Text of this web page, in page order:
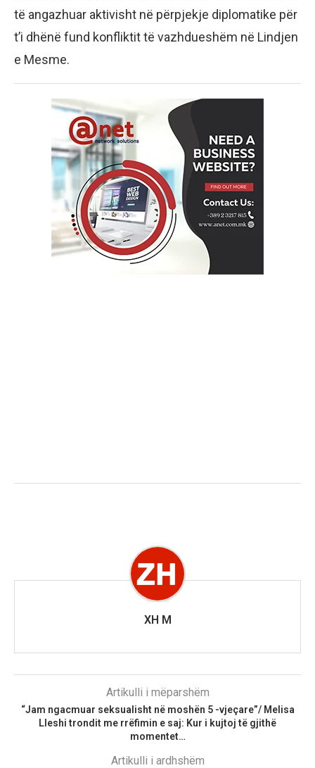
të angazhuar aktivisht në përpjekje diplomatike për
t’i dhënë fund konfliktit të vazhdueshëm në Lindjen
e Mesme.
XH M
Artikulli i mëparshëm
“Jam ngacmuar seksualisht në moshën 5 -vjeçare”/ Melisa
Lleshi trondit me rrëfimin e saj: Kur i kujtoj të gjithë
momentet…
Artikulli i ardhshëm